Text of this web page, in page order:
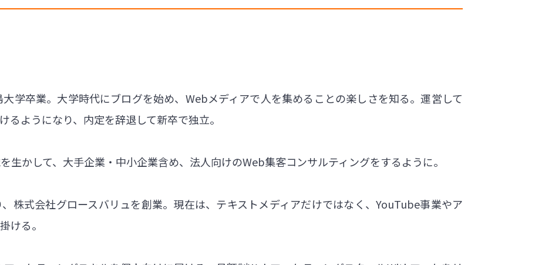
学卒業。大学時代にブログを始め、Webメディアで人を集めることの楽しさを知る。運営して
るようになり、内定を辞退して新卒で独立。
生かして、大手企業・中小企業含め、法人向けのWeb集客コンサルティングをするように。
株式会社グロースバリュを創業。現在は、テキストメディアだけではなく、YouTube事業やア
ける。